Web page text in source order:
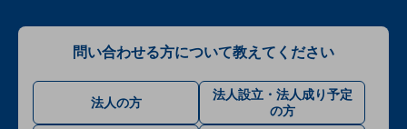
問い合わせる方について教えてください
法人の方
法人設立・法人成り予定
の方